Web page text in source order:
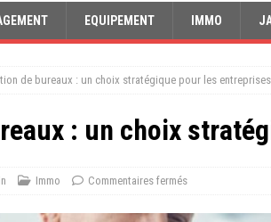
EQUIPEMENT IMMO
de bureaux : un choix stratégique pour les
: un choix
Immo Commentaires fermés